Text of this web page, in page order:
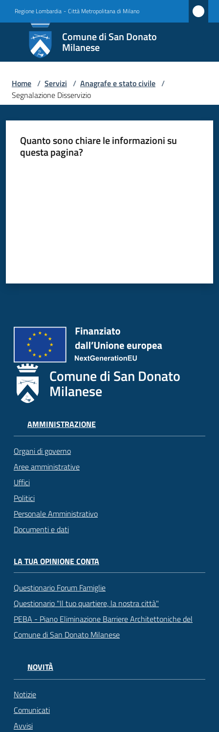
Regione Lombardia - Città Metropolitana di Milano
Comune di San Donato
Milanese
Comune
di San
Donato
Milanese
Amministrazione
Novità
Seguici
su
Home / Servizi / Anagrafe e stato civile /
Segnalazione Disservizio
Quanto sono chiare le informazioni su
questa pagina?
Comune di San Donato
Milanese
AMMINISTRAZIONE
Organi di governo
Aree amministrative
Uffici
Politici
Personale Amministrativo
Documenti e dati
LA TUA OPINIONE CONTA
Questionario Forum Famiglie
Questionario "Il tuo quartiere, la nostra città"
PEBA - Piano Eliminazione Barriere Architettoniche del
Comune di San Donato Milanese
NOVITÀ
Notizie
Comunicati
Avvisi